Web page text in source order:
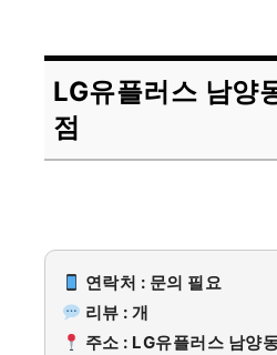
LG유플러스 남양
점
연락처 : 문의 필요
리뷰 : 개
주소 : LG유플러스 남양